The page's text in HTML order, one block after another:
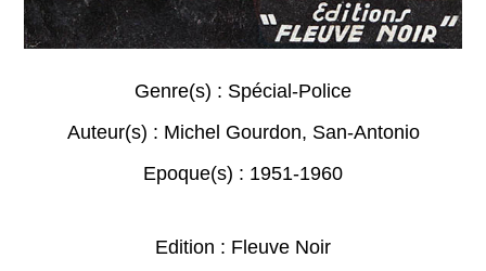
Genre(s) : Spécial-Police
Auteur(s) : Michel Gourdon, San-Antonio
Epoque(s) : 1951-1960
Edition : Fleuve Noir